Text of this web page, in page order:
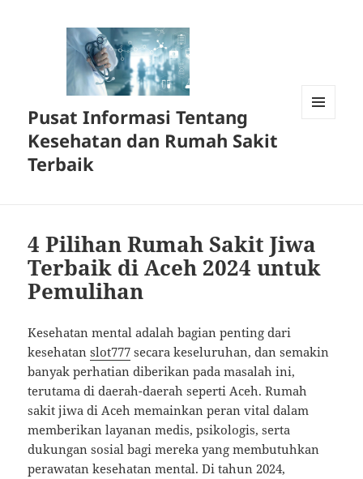
Pusat Informasi Tentang
Kesehatan dan Rumah Sakit
Terbaik
4 Pilihan Rumah Sakit Jiwa
Terbaik di Aceh 2024 untuk
Pemulihan
Kesehatan mental adalah bagian penting dari
kesehatanslot777 secara keseluruhan, dan semakin
banyak perhatian diberikan pada masalah ini,
terutama di daerah-daerah seperti Aceh. Rumah
sakit jiwa di Aceh memainkan peran vital dalam
memberikan layanan medis, psikologis, serta
dukungan sosial bagi mereka yang membutuhkan
perawatan kesehatan mental. Di tahun 2024,